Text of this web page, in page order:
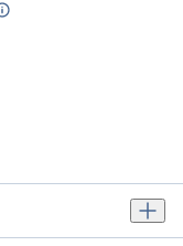
Information sur